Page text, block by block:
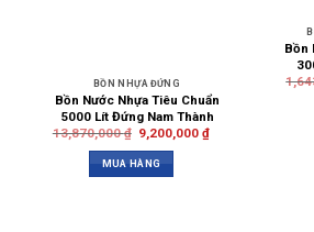
BỒN NHỰA ĐỨNG
Bồn Nước Nhựa Tiêu Chuẩn
5000 Lít Đứng Nam Thành
13,870,000₫ 9,200,000₫
MUA HÀNG
Bồn